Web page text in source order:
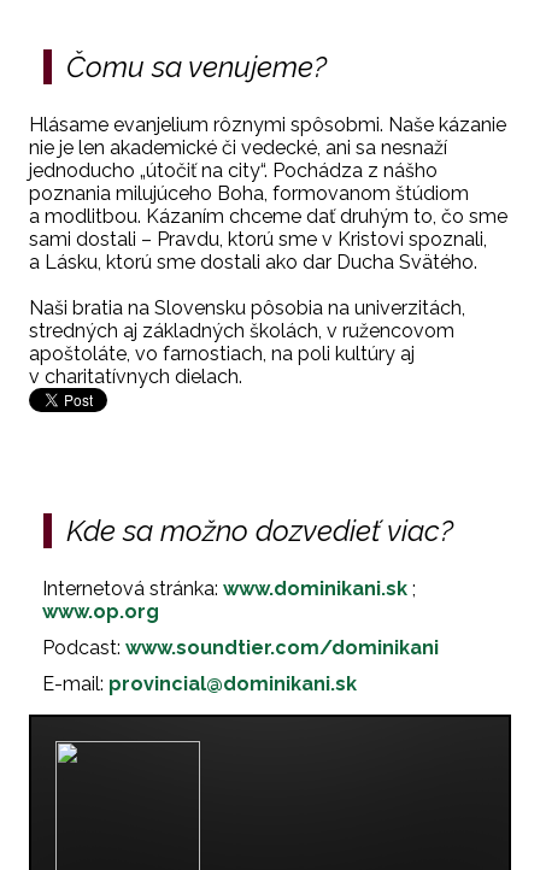
Čomu sa venujeme?
Hlásame evanjelium rôznymi spôsobmi. Naše kázanie
nie je len akademické či vedecké, ani sa nesnaží
jednoducho „útočiť na city“. Pochádza z nášho
poznania milujúceho Boha, formovanom štúdiom
a modlitbou. Kázaním chceme dať druhým to, čo sme
sami dostali – Pravdu, ktorú sme v Kristovi spoznali,
a Lásku, ktorú sme dostali ako dar Ducha Svätého.
Naši bratia na Slovensku pôsobia na univerzitách,
stredných aj základných školách, v ružencovom
apoštoláte, vo farnostiach, na poli kultúry aj
v charitatívnych dielach.
Kde sa možno dozvedieť viac?
Internetová stránka: www.dominikani.sk ;
www.op.org
Podcast:www.soundtier.com/dominikani
E-mail: provincial@dominikani.sk